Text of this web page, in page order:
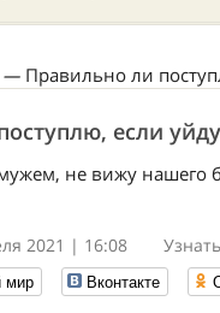
— Правильно ли
если
не вижу нашего
2021 | 16:08
мир Вконтакте